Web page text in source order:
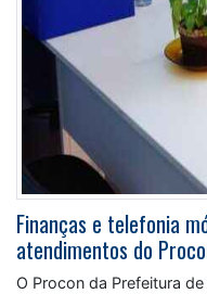
Finanças e telefonia
atendimentos do
O Procon da Prefeitura